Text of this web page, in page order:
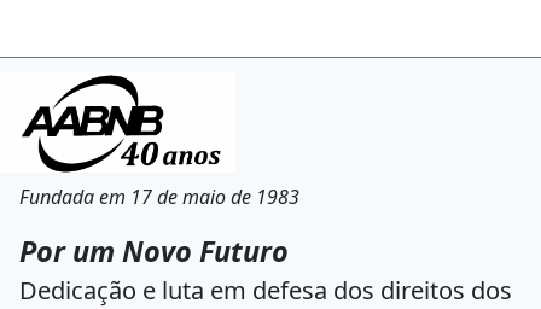
Fundada em 17 de maio de 1983
Por um Novo Futuro
Dedicação e luta em defesa dos direitos dos